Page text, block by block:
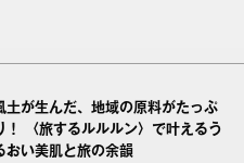
土が生んだ、地域の原料がたっぷ
！ 〈旅するルルルン〉で叶えるう
おい美肌と旅の余韻